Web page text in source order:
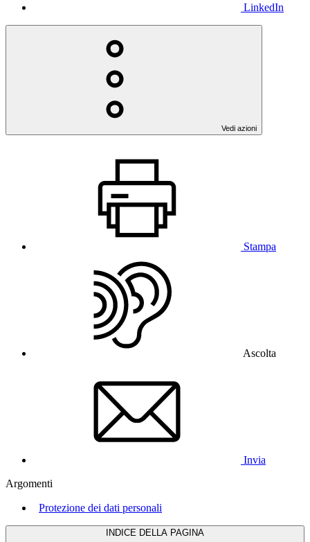
LinkedIn
Vedi azioni
Stampa
Ascolta
Invia
Argomenti
Protezione dei dati personali
INDICE DELLA PAGINA